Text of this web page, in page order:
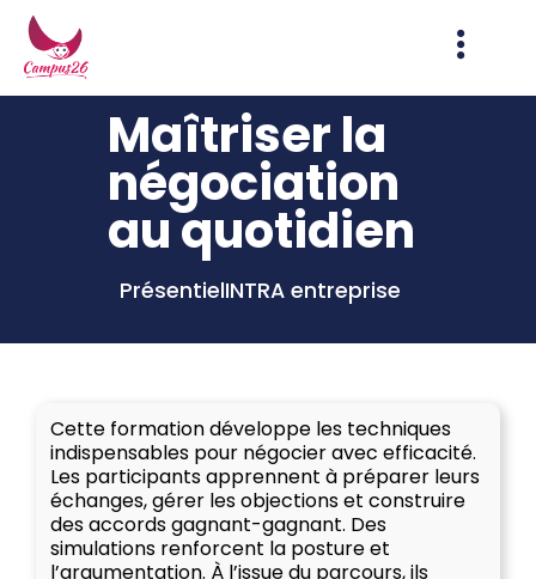
Maîtriser la
négociation
au quotidien
PrésentielINTRA entreprise
Cette formation développe les techniques
indispensables pour négocier avec efficacité.
Les participants apprennent à préparer leurs
échanges, gérer les objections et construire
des accords gagnant-gagnant. Des
simulations renforcent la posture et
l’argumentation. À l’issue du parcours, ils